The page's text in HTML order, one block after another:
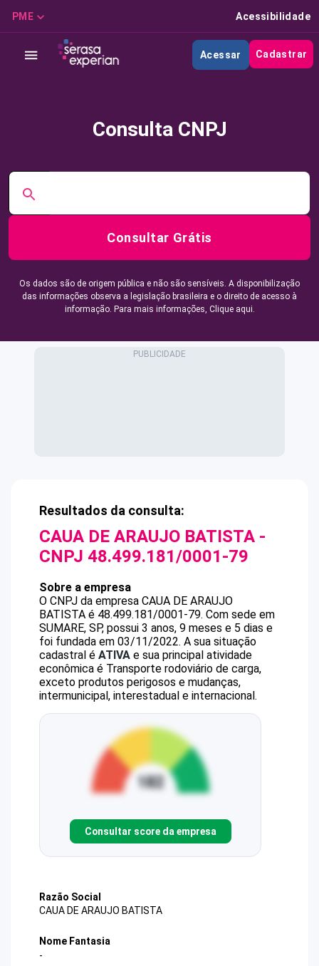
PME Acessibilidade
Acessar Cadastrar
Consulta CNPJ
Consultar Grátis
Os dados são de origem pública e não são sensíveis. A disponibilização
das informações observa a legislação brasileira e o direito de acesso à
informação. Para mais informações, Clique aqui.
Resultados da consulta:
CAUA DE ARAUJO BATISTA -
CNPJ 48.499.181/0001-79
Sobre a empresa
O CNPJ da empresa CAUA DE ARAUJO
BATISTA é 48.499.181/0001-79. Com sede em
SUMARE, SP, possui 3 anos, 9 meses e 5 dias e
foi fundada em 03/11/2022. A sua situação
cadastral é ATIVA e sua principal atividade
econômica é Transporte rodoviário de carga,
exceto produtos perigosos e mudanças,
intermunicipal, interestadual e internacional.
Consultar score da empresa
Razão Social
CAUA DE ARAUJO BATISTA
Nome Fantasia
-